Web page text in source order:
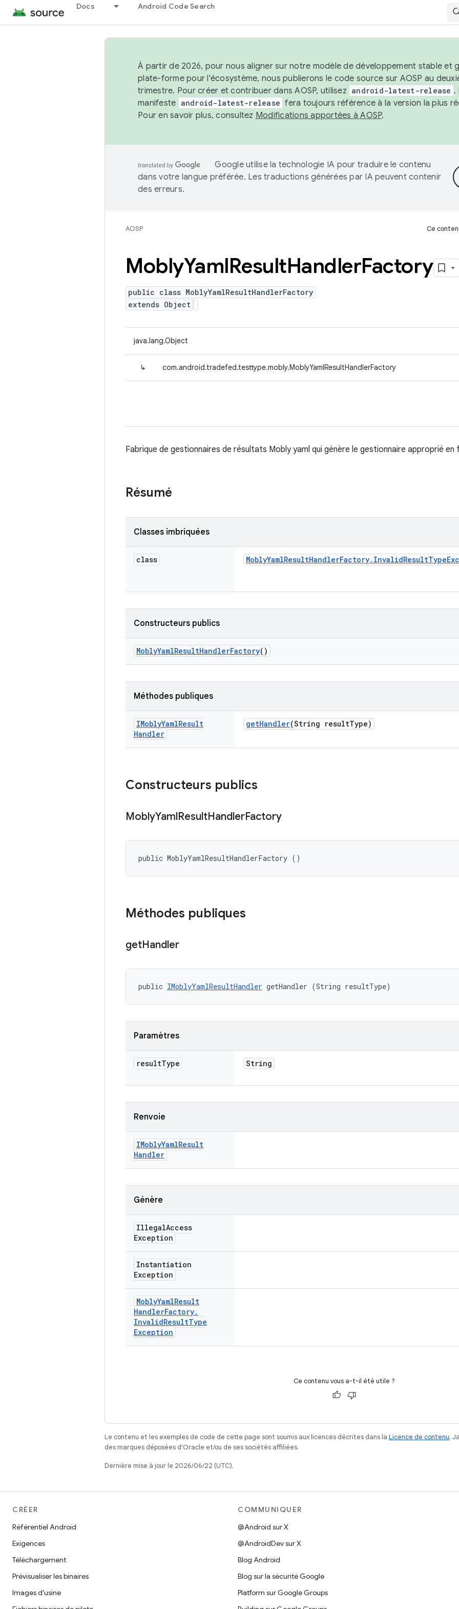
Docs Android Code Search
À partir de 2026, pour nous aligner sur notre modèle de développement stable et
plate-forme pour l'écosystème, nous publierons le code source sur AOSP au
trimestre. Pour créer et contribuer dans AOSP, utilisez android-latest-release .
manifeste android-latest-release fera toujours référence à la version la plus
Pour en savoir plus, consultez Modifications apportées à AOSP.
Google utilise la technologie IA pour traduire le contenu
dans votre langue préférée. Les traductions générées par IA peuvent contenir
des erreurs.
AOSP Ce
MoblyYamlResultHandlerFactory
public class MoblyYamlResultHandlerFactory
extends Object
java.lang.Object
↳ com.android.tradefed.testtype.mobly.MoblyYamlResultHandlerFactory
Fabrique de gestionnaires de résultats Mobly yaml qui génère le gestionnaire approprié
Résumé
Classes imbriquées
class MoblyYamlResultHandlerFactory. InvalidResultType
Constructeurs publics
MoblyYamlResultHandlerFactory()
Méthodes publiques
IMoblyYamlResult
Handler
getHandler(String resultType)
Constructeurs publics
MoblyYamlResultHandlerFactory
public MoblyYamlResultHandlerFactory ()
Méthodes publiques
getHandler
public IMoblyYamlResultHandler getHandler (String resultType)
Paramètres
resultType String
Renvoie
IMoblyYamlResult
Handler
Génère
IllegalAccess
Exception
Instantiation
Exception
MoblyYamlResult
HandlerFactory.
InvalidResultType
Exception
Ce contenu vous a-t-il été utile ?
Le contenu et les exemples de code de cette page sont soumis aux licences décrites dans la Licence de contenu.
des marques déposées d'Oracle et/ou de ses sociétés affiliées.
Dernière mise à jour le 2026/06/22 (UTC).
CRÉER
Référentiel Android
Exigences
Téléchargement
Prévisualiser les binaires
Images d'usine
COMMUNIQUER
@Android sur X
@AndroidDev sur X
Blog Android
Blog sur la sécurité Google
Platform sur Google Groups